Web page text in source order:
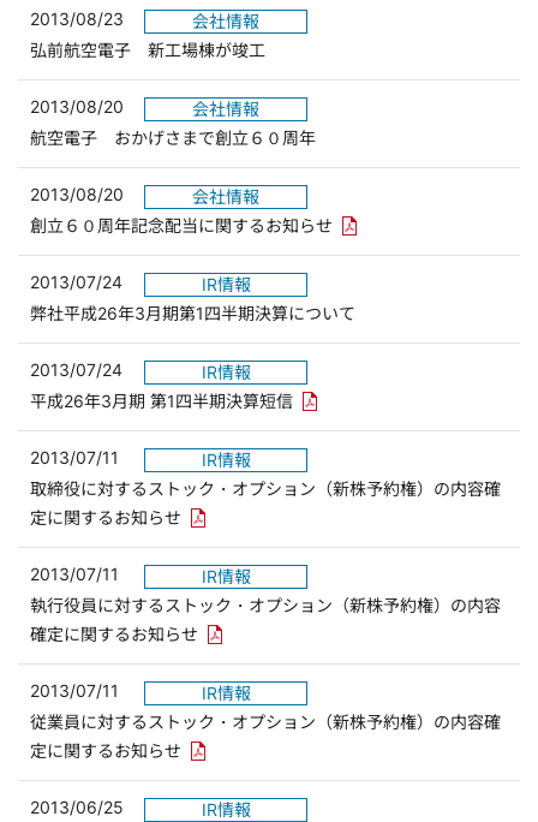
2013/08/23
会社情報
弘前航空電子 新工場棟が竣工
2013/08/20
会社情報
航空電子 おかげさまで創立６０周年
2013/08/20
会社情報
創立６０周年記念配当に関するお知らせ PDFリンクを新しいウィ
2013/07/24
IR情報
弊社平成26年3月期第1四半期決算について
2013/07/24
IR情報
平成26年3月期 第1四半期決算短信 PDFリンクを新しいウィンドウ
2013/07/11
IR情報
取締役に対するストック・オプション（新株予約権）の内容確
定に関するお知らせ PDFリンクを新しいウィンドウで開きます
2013/07/11
IR情報
執行役員に対するストック・オプション（新株予約権）の内容
確定に関するお知らせ PDFリンクを新しいウィンドウで開きます
2013/07/11
IR情報
従業員に対するストック・オプション（新株予約権）の内容確
定に関するお知らせ PDFリンクを新しいウィンドウで開きます
2013/06/25 IR情報